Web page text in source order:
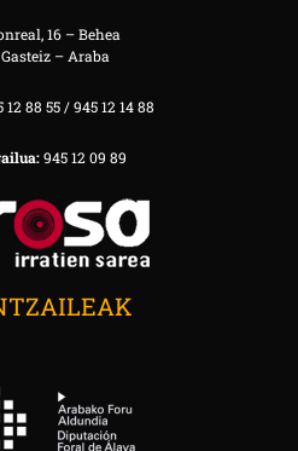
16 – Behea
– Araba
88 55 / 945 12 14 88
945 12 09 89